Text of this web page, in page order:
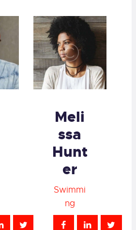
Meli
ssa
Hunt
er
Swimmi
ng